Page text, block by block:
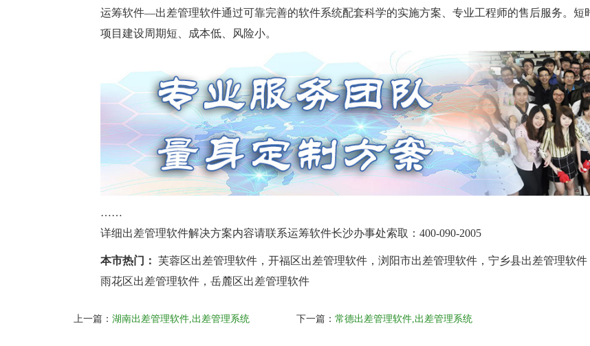
运筹软件—出差管理软件通过可靠完善的软件系统配套科学的实施方案、专业工程师的售后服务。短
项目建设周期短、成本低、风险小。
……
详细出差管理软件解决方案内容请联系运筹软件长沙办事处索取：400-090-2005
本市热门： 芙蓉区出差管理软件，开福区出差管理软件，浏阳市出差管理软件，宁乡县出差管理软
雨花区出差管理软件，岳麓区出差管理软件
上一篇： 湖南出差管理软件,出差管理系统 下一篇： 常德出差管理软件,出差管理系统